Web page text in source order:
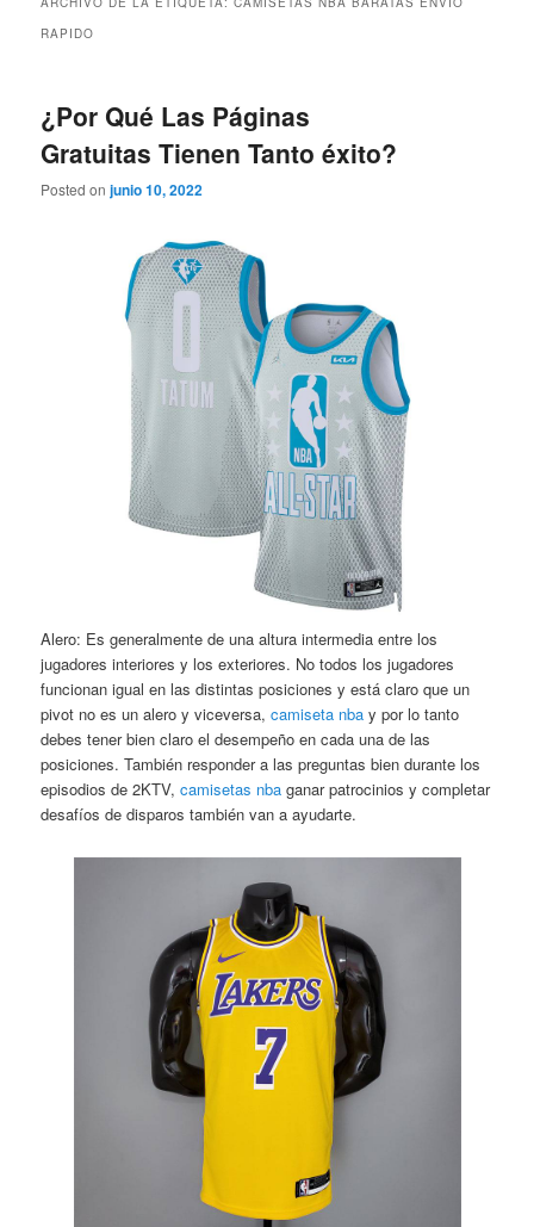
RAPIDO
¿Por Qué Las Páginas
Gratuitas Tienen Tanto éxito?
Posted onjunio 10, 2022
Alero: Es generalmente de una altura intermedia entre los
jugadores interiores y los exteriores. No todos los jugadores
funcionan igual en las distintas posiciones y está claro que un
pivot no es un alero y viceversa,camiseta nba y por lo tanto
debes tener bien claro el desempeño en cada una de las
posiciones. También responder a las preguntas bien durante los
episodios de 2KTV,camisetas nba ganar patrocinios y completar
desafíos de disparos también van a ayudarte.